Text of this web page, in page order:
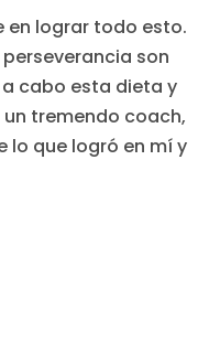
en lograr todo esto.
son
cabo esta dieta y
tremendo coach,
lo que logró en mí y